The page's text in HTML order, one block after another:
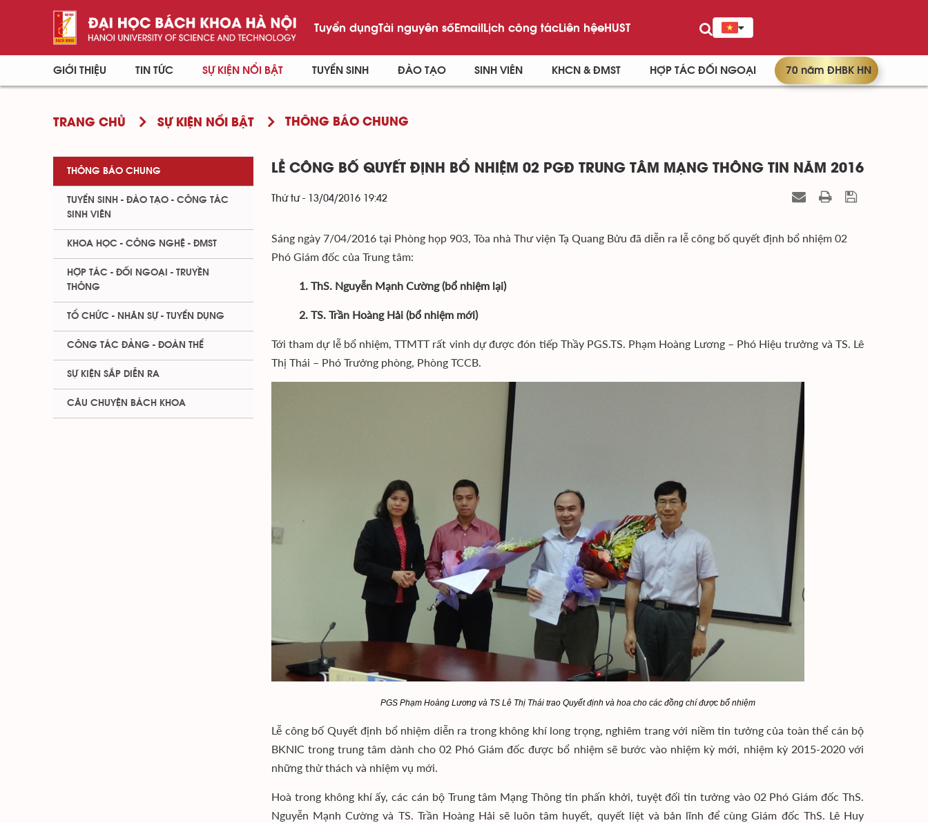
Tuyển dụngTài nguyên sốEmailLịch công tácLiên hệeHUST
GIỚI THIỆU TIN TỨC SỰ KIỆN NỔI BẬT TUYỂN SINH ĐÀO TẠO SINH VIÊN KHCN & ĐMST HỢP TÁC ĐỐI NGOẠI 70 năm ĐHBK HN
TRANG CHỦ SỰ KIỆN NỔI BẬT THÔNG BÁO CHUNG
LỄ CÔNG BỐ QUYẾT ĐỊNH BỔ NHIỆM 02 PGĐ TRUNG TÂM MẠNG THÔNG TIN NĂM 2016
Thứ tư - 13/04/2016 19:42
Sáng ngày 7/04/2016 tại Phòng họp 903, Tòa nhà Thư viện Tạ Quang Bửu đã diễn ra lễ công bố quyết định bổ nhiệm 02
Phó Giám đốc của Trung tâm:
1. ThS. Nguyễn Mạnh Cường (bổ nhiệm lại)
2. TS. Trần Hoàng Hải (bổ nhiệm mới)
Tới tham dự lễ bổ nhiệm, TTMTT rất vinh dự được đón tiếp Thầy PGS.TS. Phạm Hoàng Lương – Phó Hiệu trưởng và TS. Lê
Thị Thái – Phó Trưởng phòng, Phòng TCCB.
PGS Phạm Hoàng Lương và TS Lê Thị Thái trao Quyết định và hoa cho các đồng chí được bổ nhiệm
Lễ công bố Quyết định bổ nhiệm diễn ra trong không khí long trọng, nghiêm trang với niềm tin tưởng của toàn thể cán bộ
BKNIC trong trung tâm dành cho 02 Phó Giám đốc được bổ nhiệm sẽ bước vào nhiệm kỳ mới, nhiệm kỳ 2015-2020 với
những thử thách và nhiệm vụ mới.
Hoà trong không khí ấy, các cán bộ Trung tâm Mạng Thông tin phấn khởi, tuyệt đối tin tưởng vào 02 Phó Giám đốc ThS.
Nguyễn Mạnh Cường và TS. Trần Hoàng Hải sẽ luôn tâm huyết, quyết liệt và bản lĩnh để cùng Giám đốc ThS. Lê Huy
THÔNG BÁO CHUNG
TUYỂN SINH - ĐÀO TẠO - CÔNG TÁC
SINH VIÊN
KHOA HỌC - CÔNG NGHỆ - ĐMST
HỢP TÁC - ĐỐI NGOẠI - TRUYỀN
THÔNG
TỔ CHỨC - NHÂN SỰ - TUYỂN DỤNG
CÔNG TÁC ĐẢNG - ĐOÀN THỂ
SỰ KIỆN SẮP DIỄN RA
CÂU CHUYỆN BÁCH KHOA